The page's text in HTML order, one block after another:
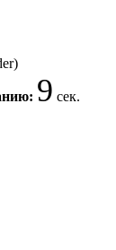
9 сек.